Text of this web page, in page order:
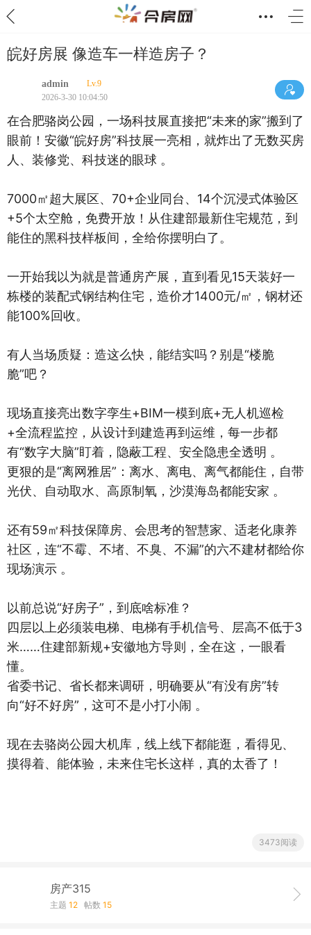
皖好房展 像造车一样造房子？
admin
Lv.9
2026-3-30 10:04:50
在合肥骆岗公园，一场科技展直接把“未来的家”搬到了
眼前！安徽“皖好房”科技展一亮相，就炸出了无数买房
人、装修党、科技迷的眼球 。
7000㎡超大展区、70+企业同台、14个沉浸式体验区
+5个太空舱，免费开放！从住建部最新住宅规范，到
能住的黑科技样板间，全给你摆明白了。
一开始我以为就是普通房产展，直到看见15天装好一
栋楼的装配式钢结构住宅，造价才1400元/㎡，钢材还
能100%回收。
有人当场质疑：造这么快，能结实吗？别是“楼脆
脆”吧？
现场直接亮出数字孪生+BIM一模到底+无人机巡检
+全流程监控，从设计到建造再到运维，每一步都
有“数字大脑”盯着，隐蔽工程、安全隐患全透明 。
更狠的是“离网雅居”：离水、离电、离气都能住，自带
光伏、自动取水、高原制氧，沙漠海岛都能安家 。
还有59㎡科技保障房、会思考的智慧家、适老化康养
社区，连“不霉、不堵、不臭、不漏”的六不建材都给你
现场演示 。
以前总说“好房子”，到底啥标准？
四层以上必须装电梯、电梯有手机信号、层高不低于3
米……住建部新规+安徽地方导则，全在这，一眼看
懂。
省委书记、省长都来调研，明确要从“有没有房”转
向“好不好房”，这可不是小打小闹 。
现在去骆岗公园大机库，线上线下都能逛，看得见、
摸得着、能体验，未来住宅长这样，真的太香了！
3473阅读
房产315
主题 12 帖数 15